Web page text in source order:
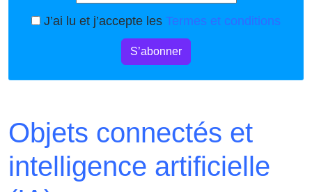
J’ai lu et j’accepte les Termes et conditions
S’abonner
Objets connectés et
intelligence artificielle